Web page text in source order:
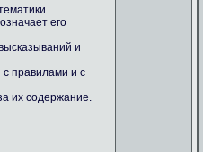
его
и
с правилами и с
их содержание.